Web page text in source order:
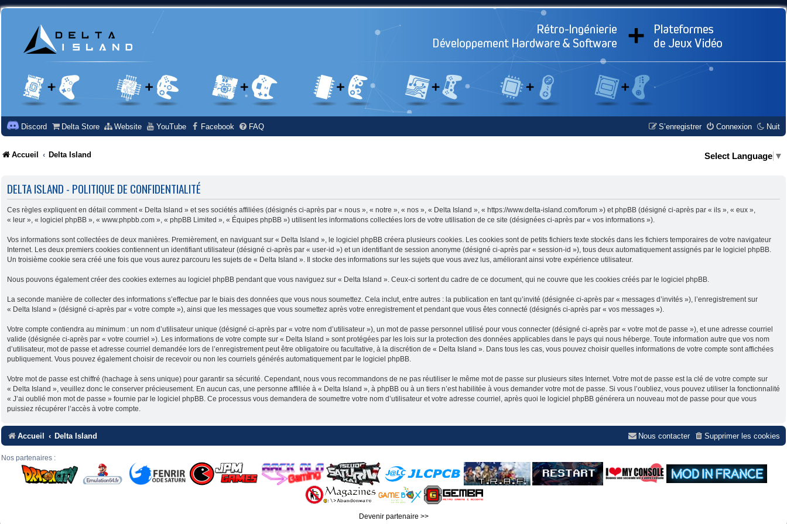
Nuit
Discord Delta Store Website YouTube Facebook FAQ Connexion
S’enregistrer
Accueil Delta Island Select Language ▼
DELTA ISLAND - POLITIQUE DE CONFIDENTIALITÉ
Ces règles expliquent en détail comment « Delta Island » et ses sociétés affiliées (désignés ci-après par « nous », « notre », « nos », « Delta Island », « https://www.delta-island.com/forum ») et phpBB (désigné ci-après par « ils », « eux »,
« leur », « logiciel phpBB », « www.phpbb.com », « phpBB Limited », « Équipes phpBB ») utilisent les informations collectées lors de votre utilisation de ce site (désignées ci-après par « vos informations »).
Vos informations sont collectées de deux manières. Premièrement, en naviguant sur « Delta Island », le logiciel phpBB créera plusieurs cookies. Les cookies sont de petits fichiers texte stockés dans les fichiers temporaires de votre navigateur
Internet. Les deux premiers cookies contiennent un identifiant utilisateur (désigné ci-après par « user-id ») et un identifiant de session anonyme (désigné ci-après par « session-id »), tous deux automatiquement assignés par le logiciel phpBB.
Un troisième cookie sera créé une fois que vous aurez parcouru les sujets de « Delta Island ». Il stocke des informations sur les sujets que vous avez lus, améliorant ainsi votre expérience utilisateur.
Nous pouvons également créer des cookies externes au logiciel phpBB pendant que vous naviguez sur « Delta Island ». Ceux-ci sortent du cadre de ce document, qui ne couvre que les cookies créés par le logiciel phpBB.
La seconde manière de collecter des informations s’effectue par le biais des données que vous nous soumettez. Cela inclut, entre autres : la publication en tant qu’invité (désignée ci-après par « messages d’invités »), l’enregistrement sur
« Delta Island » (désigné ci-après par « votre compte »), ainsi que les messages que vous soumettez après votre enregistrement et pendant que vous êtes connecté (désignés ci-après par « vos messages »).
Votre compte contiendra au minimum : un nom d’utilisateur unique (désigné ci-après par « votre nom d’utilisateur »), un mot de passe personnel utilisé pour vous connecter (désigné ci-après par « votre mot de passe »), et une adresse courriel
valide (désignée ci-après par « votre courriel »). Les informations de votre compte sur « Delta Island » sont protégées par les lois sur la protection des données applicables dans le pays qui nous héberge. Toute information autre que vos nom
d’utilisateur, mot de passe et adresse courriel demandée lors de l’enregistrement peut être obligatoire ou facultative, à la discrétion de « Delta Island ». Dans tous les cas, vous pouvez choisir quelles informations de votre compte sont affichées
publiquement. Vous pouvez également choisir de recevoir ou non les courriels générés automatiquement par le logiciel phpBB.
Votre mot de passe est chiffré (hachage à sens unique) pour garantir sa sécurité. Cependant, nous vous recommandons de ne pas réutiliser le même mot de passe sur plusieurs sites Internet. Votre mot de passe est la clé de votre compte sur
« Delta Island », veuillez donc le conserver précieusement. En aucun cas, une personne affiliée à « Delta Island », à phpBB ou à un tiers n’est habilitée à vous demander votre mot de passe. Si vous l’oubliez, vous pouvez utiliser la fonctionnalité
« J’ai oublié mon mot de passe » fournie par le logiciel phpBB. Ce processus vous demandera de soumettre votre nom d’utilisateur et votre adresse courriel, après quoi le logiciel phpBB générera un nouveau mot de passe pour que vous
puissiez récupérer l’accès à votre compte.
Accueil Delta Island Supprimer les cookies
Nous contacter
Nos partenaires :
Devenir partenaire >>